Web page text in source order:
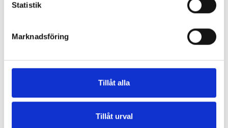
Statistik
Marknadsföring
Tillåt alla
Tillåt urval